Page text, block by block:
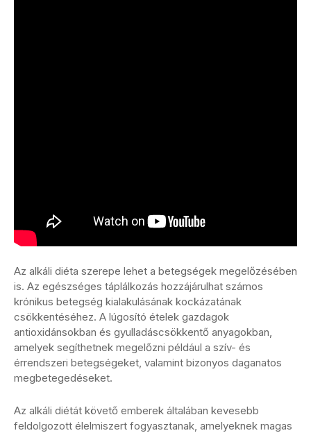
Az alkáli diéta szerepe lehet a betegségek megelőzésében
is. Az egészséges táplálkozás hozzájárulhat számos
krónikus betegség kialakulásának kockázatának
csökkentéséhez. A lúgosító ételek gazdagok
antioxidánsokban és gyulladáscsökkentő anyagokban,
amelyek segíthetnek megelőzni például a szív- és
érrendszeri betegségeket, valamint bizonyos daganatos
megbetegedéseket.
Az alkáli diétát követő emberek általában kevesebb
feldolgozott élelmiszert fogyasztanak, amelyeknek magas